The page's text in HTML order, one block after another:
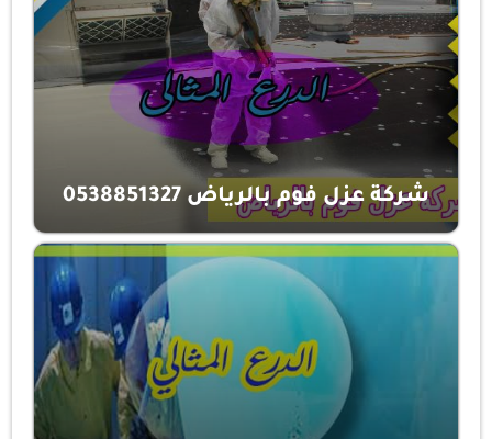
شركة عزل فوم بالرياض 0538851327